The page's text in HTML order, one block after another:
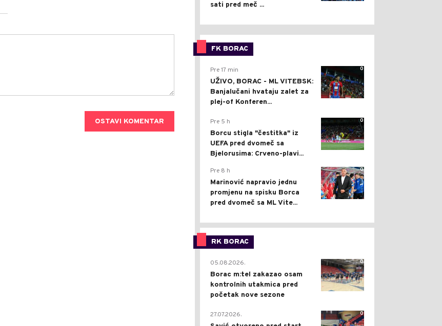
OSTAVI KOMENTAR
sati pred meč ...
FK BORAC
0
Pre 17 min
UŽIVO, BORAC - ML VITEBSK:
Banjalučani hvataju zalet za
plej-of Konferen...
0
Pre 5 h
Borcu stigla "čestitka" iz
UEFA pred dvomeč sa
Bjelorusima: Crveno-plavi...
0
Pre 8 h
Marinović napravio jednu
promjenu na spisku Borca
pred dvomeč sa ML Vite...
RK BORAC
0
05.08.2026.
Borac m:tel zakazao osam
kontrolnih utakmica pred
početak nove sezone
0
27.07.2026.